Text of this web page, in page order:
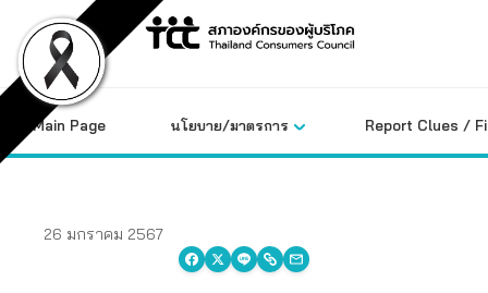
content
Main Page นโยบาย/มาตรการ Report Clues /
26 มกราคม 2567